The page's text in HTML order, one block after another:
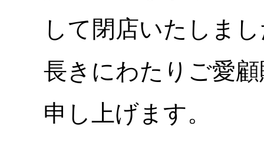
して閉店いたしま
長きにわたりご愛
申し上げます。